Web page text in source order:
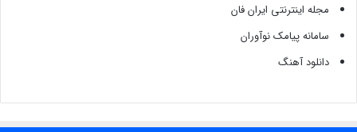
مجله اینترنتی ایران فان
سامانه پیامک نوآوران
دانلود آهنگ